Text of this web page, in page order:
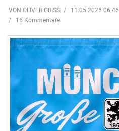
VON OLIVER GRISS 11.05.2026 06:46
16 Kommentare